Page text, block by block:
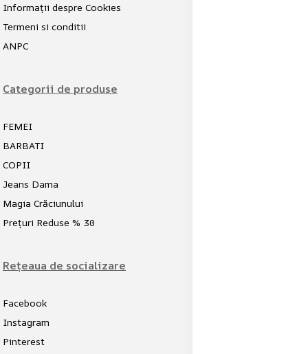
Informații despre Cookies
Termeni si conditii
ANPC
Categorii de produse
FEMEI
BARBATI
COPII
Jeans Dama
Magia Crăciunului
Prețuri Reduse % 30
Rețeaua de socializare
Facebook
Instagram
Pinterest